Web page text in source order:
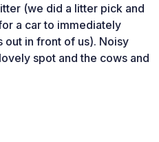
(we did a litter pick and
a car to immediately
in front of us). Noisy
spot and the cows and